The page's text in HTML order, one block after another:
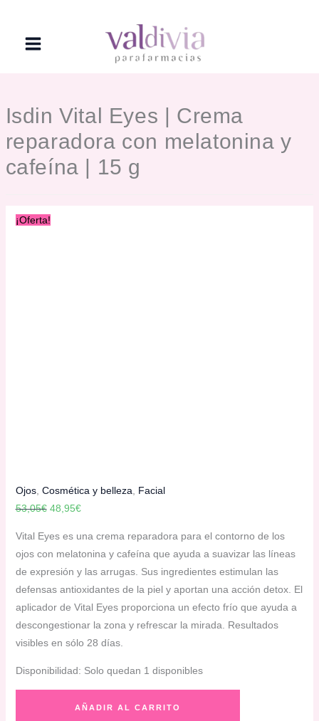
contenido
Isdin Vital Eyes | Crema
reparadora con melatonina y
cafeína | 15 g
¡Oferta!
Ojos, Cosmética y belleza
Facial
53,05€ El
original
era:
53,05€.
48,95€El
actual
es:
48,95€.
Vital Eyes es una crema reparadora para el contorno de los
ojos con melatonina y cafeína que ayuda a suavizar las líneas
de expresión y las arrugas. Sus ingredientes estimulan las
defensas antioxidantes de la piel y aportan una acción detox. El
aplicador de Vital Eyes proporciona un efecto frío que ayuda a
descongestionar la zona y refrescar la mirada. Resultados
visibles en sólo 28 días.
Disponibilidad: Solo quedan 1 disponibles
AÑADIR AL CARRITO